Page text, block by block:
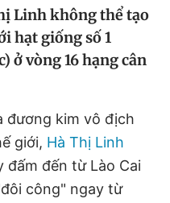
cần biết
hệ quảng cáo
Linh không thể tạo
hạt giống số 1
ở vòng 16 hạng cân
đương kim vô địch
giới, Hà Thị Linh
đấm đến từ Lào Cai
công" ngay từ